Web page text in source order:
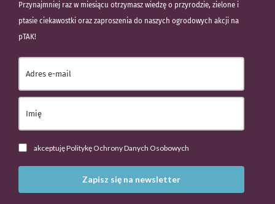
Przynajmniej raz w miesiącu otrzymasz wiedzę o przyrodzie, zielone i
ptasie ciekawostki oraz zaproszenia do naszych ogrodowych akcji na
pTAK!
akceptuję Politykę Ochrony Danych Osobowych
Zapisz się na newsletter